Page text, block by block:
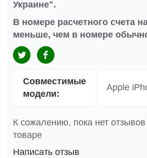
Украине".
В номере расчетного счета
меньше, чем в номере
Совместимые
модели:
Apple
К сожалению, пока нет
товаре
Написать отзыв